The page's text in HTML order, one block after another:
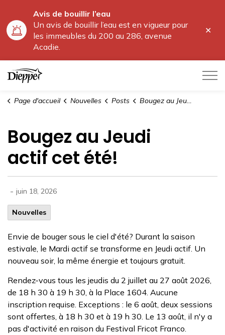
Avis de bouillir l’eau
Un avis de bouillir l’eau est en vigueur pour
les immeubles du 200 au 286, avenue
Acadie.
Ville de Dieppe
Page d'accueil Nouvelles Posts Bougez au Jeudi actif cet été!
Bougez au Jeudi
actif cet été!
- juin 18, 2026
Nouvelles
Envie de bouger sous le ciel d'été? Durant la saison
estivale, le Mardi actif se transforme en Jeudi actif. Un
nouveau soir, la même énergie et toujours gratuit.
Rendez-vous tous les jeudis du 2 juillet au 27 août 2026,
de 18 h 30 à 19 h 30, à la Place 1604. Aucune
inscription requise. Exceptions : le 6 août, deux sessions
sont offertes, à 18 h 30 et à 19 h 30. Le 13 août, il n'y a
pas d'activité en raison du Festival Fricot Franco.